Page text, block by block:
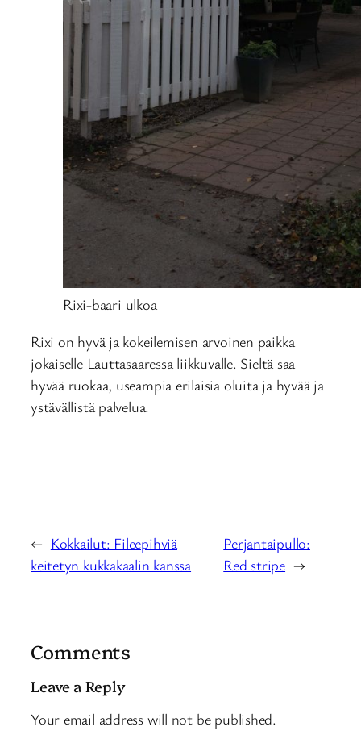
Rixi-baari ulkoa
Rixi on hyvä ja kokeilemisen arvoinen paikka
jokaiselle Lauttasaaressa liikkuvalle. Sieltä saa
hyvää ruokaa, useampia erilaisia oluita ja hyvää ja
ystävällistä palvelua.
← Kokkailut: Fileepihviä
keitetyn kukkakaalin kanssa
Perjantaipullo:
Red stripe →
Comments
Leave a Reply
Your email address will not be published.